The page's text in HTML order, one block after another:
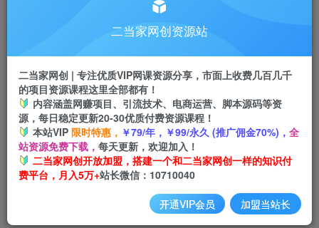
此内容为付费阅读，请付费后查看
9.9
拼多多的红利，谁能吃得到？
二当家网创资源站
二当家网创 | 专注优质VIP网课资源分享，市面上收费几百几千
的项目资源课程这里全部都有！
内容涵盖网赚项目、引流技术、电商运营、脚本源码等资
源，每日稳定更新20-30优质付费资源课程！
本站VIP 限时特惠， ￥79/年，￥99/永久 (推广佣金70%)， 全
站资源免费下载， 每天更新，欢迎加入！
二当家网创开放加盟，搭建一个和二当家网创一样的知识付
费平台，月入5万+站长微信：10710040
开通VIP会员 加盟当站长